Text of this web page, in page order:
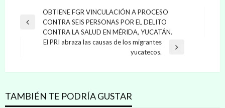
Navegación
de
entradas
Entrada
OBTIENE FGR VINCULACIÓN A PROCESO
CONTRA SEIS PERSONAS POR EL DELITO
CONTRA LA SALUD EN MÉRIDA, YUCATÁN.
El PRI abraza las causas de los migrantes
yucatecos.
TAMBIÉN TE PODRÍA GUSTAR